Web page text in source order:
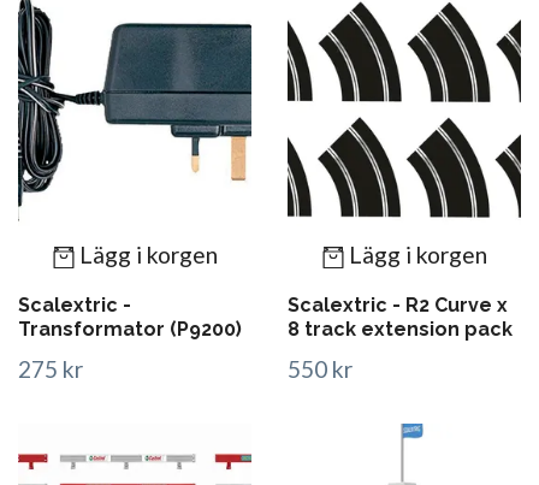
Lägg i korgen
Scalextric -
Transformator (P9200)
275 kr
Lägg i korgen
Scalextric - R2 Curve x
8 track extension pack
550 kr